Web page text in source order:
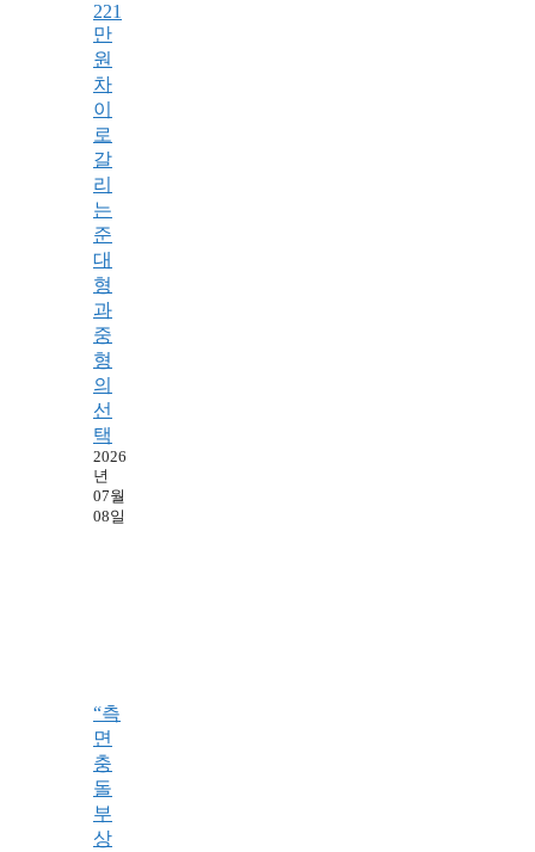
221
만
원
차
이
로
갈
리
는
준
대
형
과
중
형
의
선
택
2026
년
07월
08일
“측
면
충
돌
부
상